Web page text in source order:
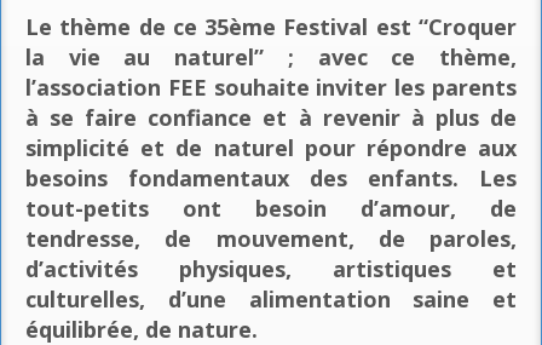
Le thème de ce 35ème Festival est “Croquer
la vie au naturel” ; avec ce thème,
l’association FEE souhaite inviter les parents
à se faire confiance et à revenir à plus de
simplicité et de naturel pour répondre aux
besoins fondamentaux des enfants. Les
tout-petits ont besoin d’amour, de
tendresse, de mouvement, de paroles,
d’activités physiques, artistiques et
culturelles, d’une alimentation saine et
équilibrée, de nature.